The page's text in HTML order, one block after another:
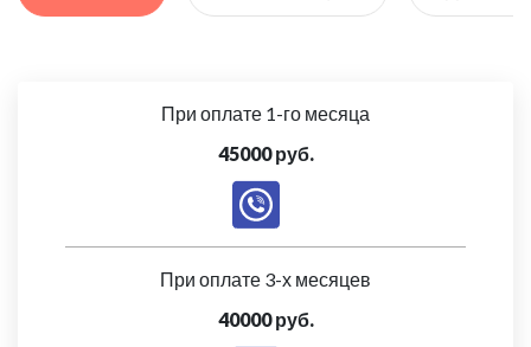
При оплате 1-го месяца
45000 руб.
При оплате 3-х месяцев
40000 руб.